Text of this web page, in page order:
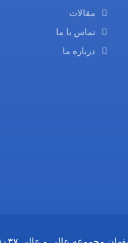
مقالات
تماس با ما
درباره ما